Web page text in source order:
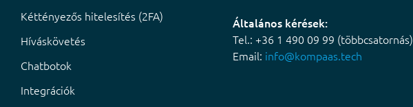
Kéttényezős hitelesítés (2FA)
Híváskövetés
Chatbotok
Integrációk
Általános kérések:
Tel.: +36 1 490 09 99 (többcsatornás)
Email: info@kompaas.tech